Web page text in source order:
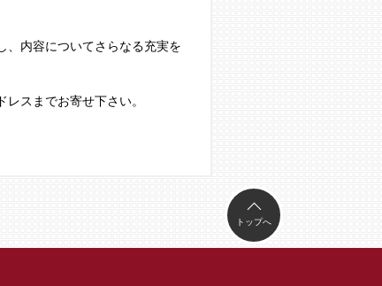
内容についてさらなる充実を
スまでお寄せ下さい。
トップへ